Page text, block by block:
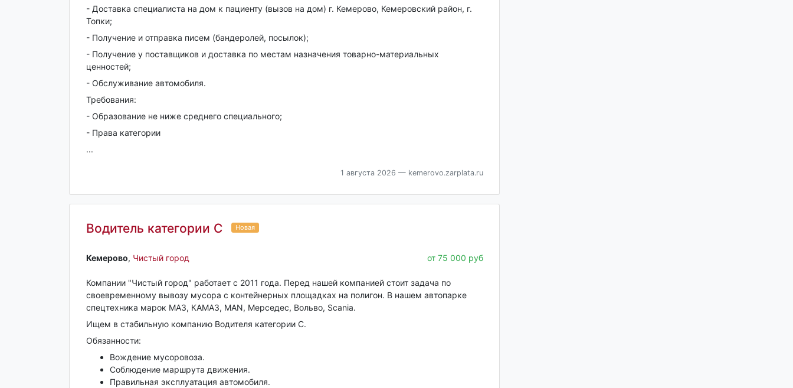
- Доставка специалиста на дом к пациенту (вызов на дом) г. Кемерово, Кемеровский район, г.
Топки;
- Получение и отправка писем (бандеролей, посылок);
- Получение у поставщиков и доставка по местам назначения товарно-материальных
ценностей;
- Обслуживание автомобиля.
Требования:
- Образование не ниже среднего специального;
- Права категории
...
1 августа 2026 — kemerovo.zarplata.ru
Водитель категории С Новая
Кемерово‎, Чистый город от 75 000 руб
Компании "Чистый город" работает с 2011 года. Перед нашей компанией стоит задача по
своевременному вывозу мусора с контейнерных площадках на полигон. В нашем автопарке
спецтехника марок МАЗ, КАМАЗ, MAN, Мерседес, Вольво, Scania.
Ищем в стабильную компанию Водителя категории С.
Обязанности:
Вождение мусоровоза.
Соблюдение маршрута движения.
Правильная эксплуатация автомобиля.